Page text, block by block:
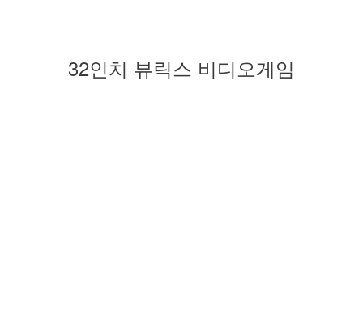
32인치 뷰릭스 비디오게임